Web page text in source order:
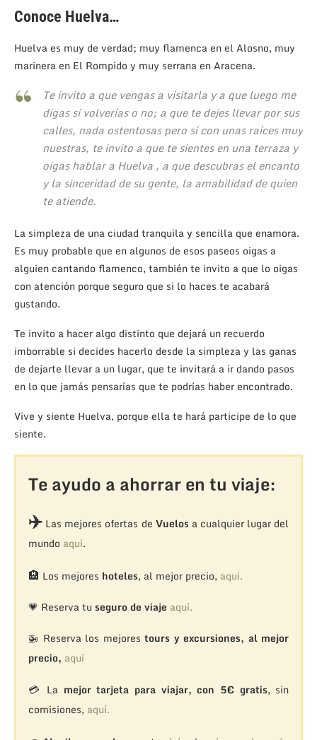
Conoce Huelva…
Huelva es muy de verdad; muy flamenca en el Alosno, muy
marinera en El Rompido y muy serrana en Aracena.
Te invito a que vengas a visitarla y a que luego me
digas si volverías o no; a que te dejes llevar por sus
calles, nada ostentosas pero sí con unas raíces muy
nuestras, te invito a que te sientes en una terraza y
oigas hablar a Huelva , a que descubras el encanto
y la sinceridad de su gente, la amabilidad de quien
te atiende.
La simpleza de una ciudad tranquila y sencilla que enamora.
Es muy probable que en algunos de esos paseos oigas a
alguien cantando flamenco, también te invito a que lo oigas
con atención porque seguro que si lo haces te acabará
gustando.
Te invito a hacer algo distinto que dejará un recuerdo
imborrable si decides hacerlo desde la simpleza y las ganas
de dejarte llevar a un lugar, que te invitará a ir dando pasos
en lo que jamás pensarías que te podrías haber encontrado.
Vive y siente Huelva, porque ella te hará participe de lo que
siente.
Te ayudo a ahorrar en tu viaje:
✈️Las mejores ofertas de Vuelosa cualquier lugar del
mundo aquí.
🏨 Los mejores hoteles, al mejor precio, aquí.
💗 Reserva tu seguro de viaje aquí.
🚁 Reserva los mejorestours y excursiones, al mejor
precio, aquí
💳 La mejor tarjeta para viajar, con 5€ gratis, sin
comisiones, aquí.